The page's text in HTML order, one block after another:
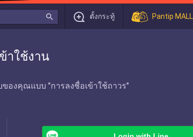
search ตั้งกระทู้ Pantip MALL
าใช้งาน
องคุณแบบ "การลงชื่อเข้าใช้ถาวร"